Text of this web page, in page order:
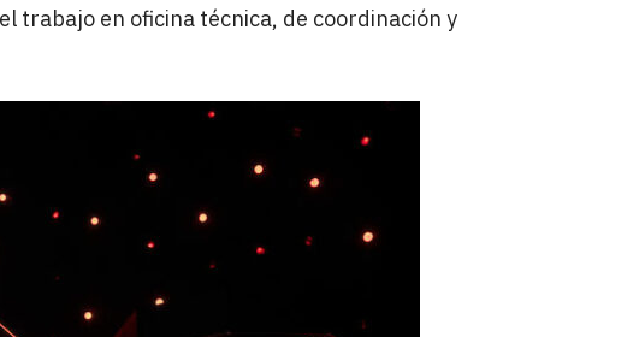
trabajo en oficina técnica, de coordinación y